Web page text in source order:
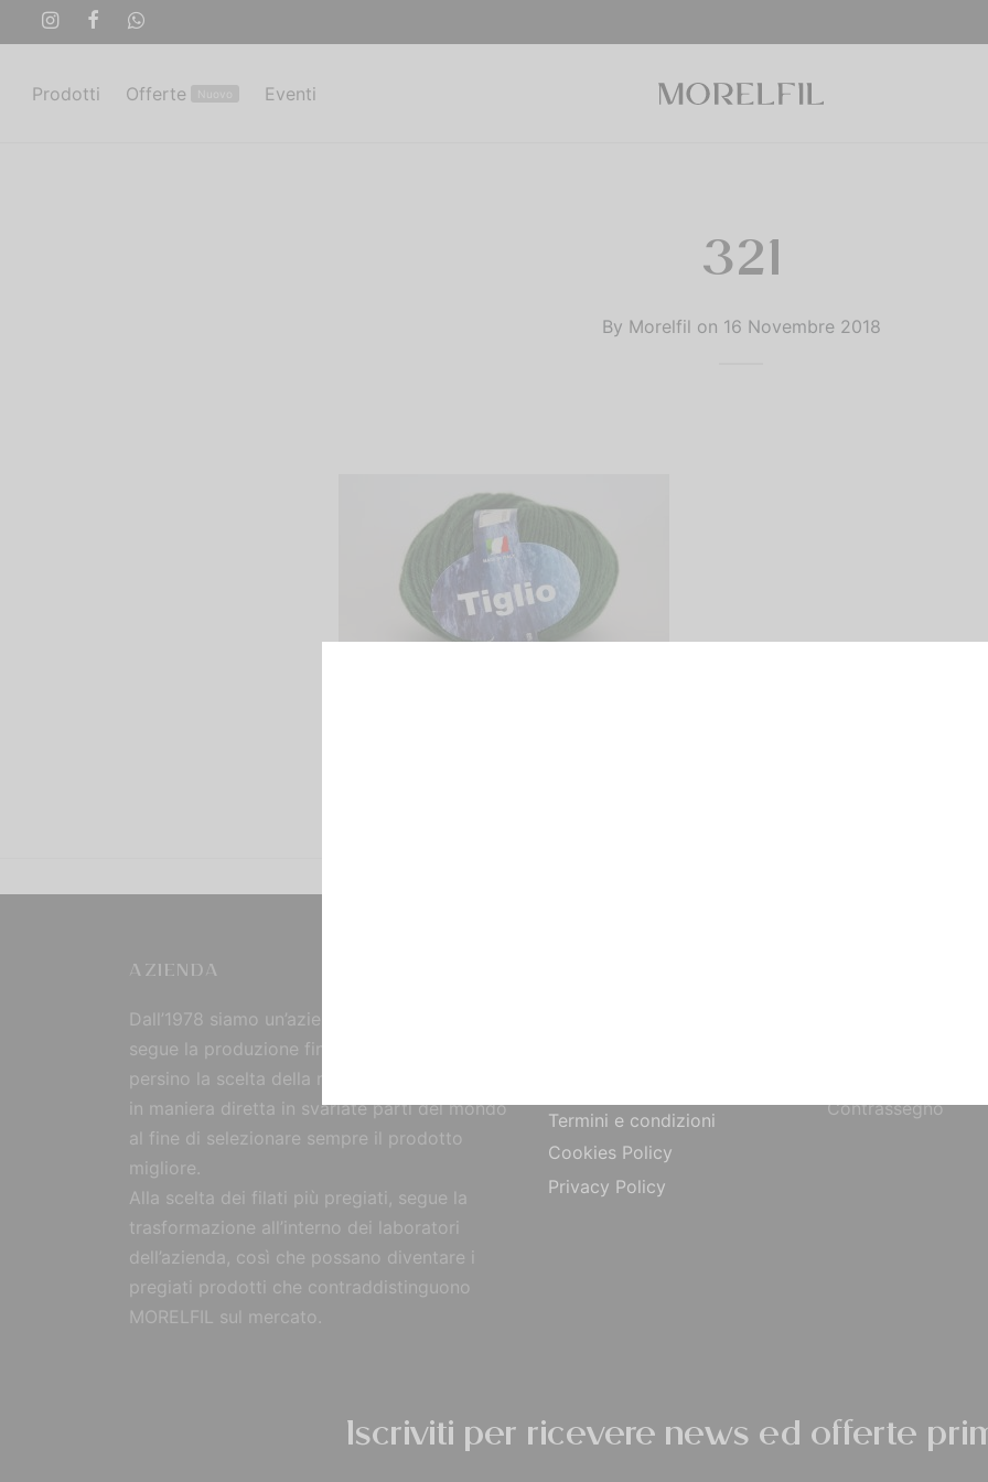
Prodotti Offerte Eventi
321
By Morelfil on 16 Novembre 2018
AZIENDA
Dall’1978 siamo un’azienda strutturata che
segue la produzione fin dall’origine, curando
persino la scelta della materia prima, reperita
in maniera diretta in svariate parti del mondo
al fine di selezionare sempre il prodotto
migliore.
Alla scelta dei filati più pregiati, segue la
trasformazione all’interno dei laboratori
dell’azienda, così che possano diventare i
pregiati prodotti che contraddistinguono
MORELFIL sul mercato.
Termini e condizioni
Cookies Policy
Privacy Policy
Contrassegno
Iscriviti per ricevere news ed offerte